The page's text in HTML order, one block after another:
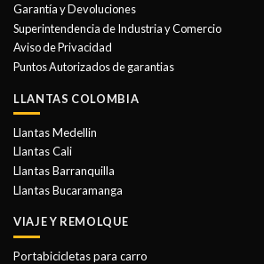
elegir
en
la
página
de
Garantía y Devoluciones
Superintendencia de Industria y Comercio
Aviso de Privacidad
Puntos Autorizados de garantias
LLANTAS COLOMBIA
Llantas Medellin
Llantas Cali
Llantas Barranquilla
Llantas Bucaramanga
VIAJE Y REMOLQUE
Portabicicletas para carro